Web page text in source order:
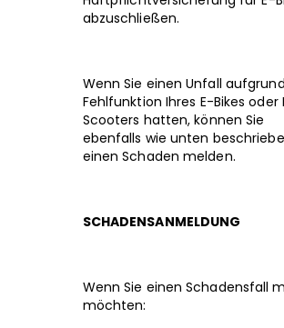
abzuschließen.
Wenn Sie einen Unfall
Fehlfunktion Ihres E-Bikes oder
Scooters hatten, können Sie
ebenfalls wie unten
einen Schaden melden.
SCHADENSANMELDUNG
Wenn Sie einen Schadensfall
möchten: